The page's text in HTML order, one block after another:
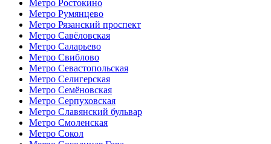
Метро Ростокино
Метро Румянцево
Метро Рязанский проспект
Метро Савёловская
Метро Саларьево
Метро Свиблово
Метро Севастопольская
Метро Селигерская
Метро Семёновская
Метро Серпуховская
Метро Славянский бульвар
Метро Смоленская
Метро Сокол